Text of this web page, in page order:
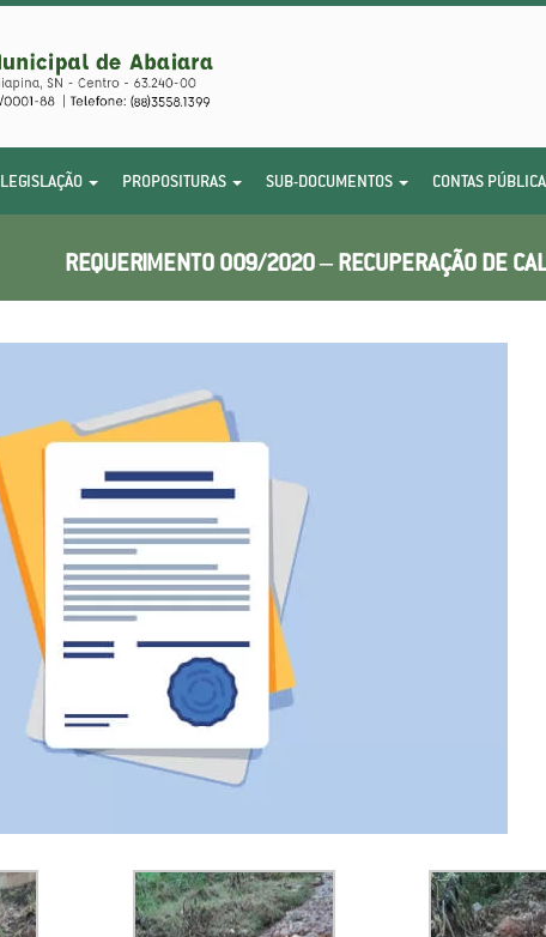
LEGISLAÇÃO PROPOSITURAS SUB-DOCUMENTOS CONTAS
REQUERIMENTO 009/2020 – RECUPERAÇÃO DE